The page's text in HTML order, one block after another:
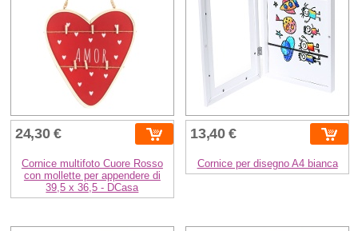
24,30 €
Cornice multifoto Cuore Rosso
con mollette per appendere di
39,5 x 36,5 - DCasa
13,40 €
Cornice per disegno A4 bianca